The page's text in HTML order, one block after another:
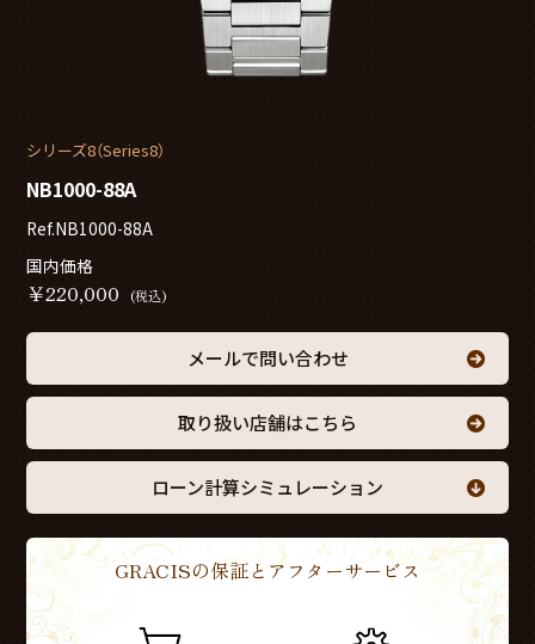
シリーズ8（Series8）
NB1000-88A
Ref.NB1000-88A
国内価格
￥220,000 (税込)
メールで問い合わせ
取り扱い店舗はこちら
ローン計算シミュレーション
GRACISの保証とアフターサービス